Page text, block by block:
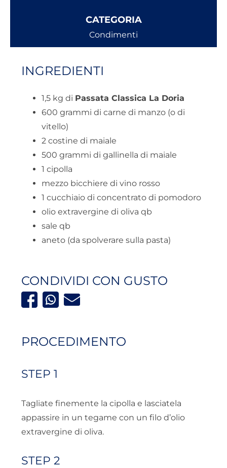
CATEGORIA
Condimenti
INGREDIENTI
1,5 kg di Passata Classica La Doria
600 grammi di carne di manzo (o di
vitello)
2 costine di maiale
500 grammi di gallinella di maiale
1 cipolla
mezzo bicchiere di vino rosso
1 cucchiaio di concentrato di pomodoro
olio extravergine di oliva qb
sale qb
aneto (da spolverare sulla pasta)
CONDIVIDI CON GUSTO
PROCEDIMENTO
STEP 1
Tagliate finemente la cipolla e lasciatela
appassire in un tegame con un filo d’olio
extravergine di oliva.
STEP 2